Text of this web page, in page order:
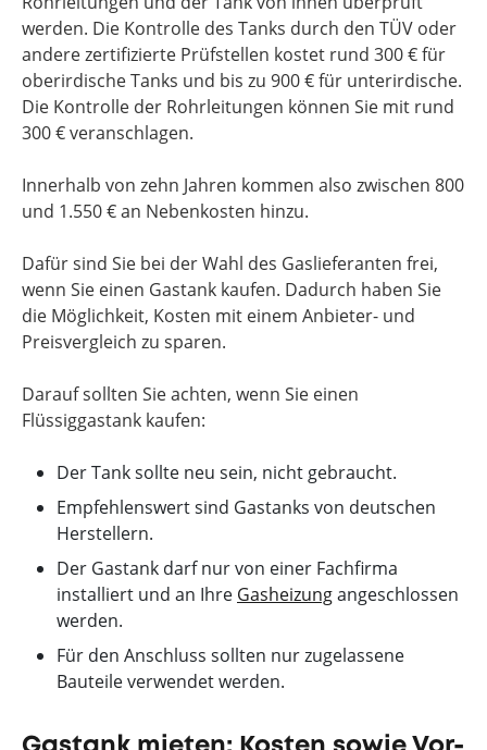
werden. Die Kontrolle des Tanks durch den TÜV oder
andere zertifizierte Prüfstellen kostet rund 300 € für
oberirdische Tanks und bis zu 900 € für unterirdische.
Die Kontrolle der Rohrleitungen können Sie mit rund
300 € veranschlagen.
Innerhalb von zehn Jahren kommen also zwischen 800
und 1.550 € an Nebenkosten hinzu.
Dafür sind Sie bei der Wahl des Gaslieferanten frei,
wenn Sie einen Gastank kaufen. Dadurch haben Sie
die Möglichkeit, Kosten mit einem Anbieter- und
Preisvergleich zu sparen.
Darauf sollten Sie achten, wenn Sie einen
Flüssiggastank kaufen:
Der Tank sollte neu sein, nicht gebraucht.
Empfehlenswert sind Gastanks von deutschen
Herstellern.
Der Gastank darf nur von einer Fachfirma
installiert und an Ihre Gasheizungangeschlossen
werden.
Für den Anschluss sollten nur zugelassene
Bauteile verwendet werden.